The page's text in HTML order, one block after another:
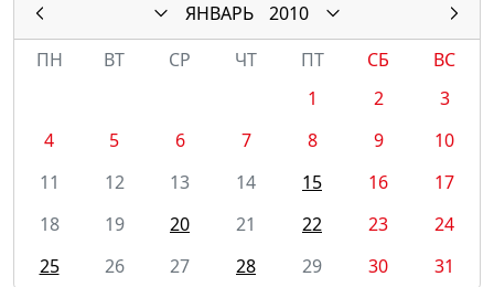
ЯНВАРЬ
2010
ПН
ВТ СР ЧТ ПТ СБ
ВС
1
2
3
4
5 6 7 8 9
10
11
12 13 14 15 16
17
18
19 20 21 22 23
24
25
26 27 28 29 30 31